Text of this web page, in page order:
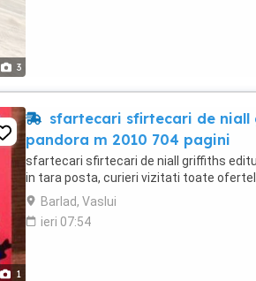
3
1
sfartecari sfirtecari de
pandora m 2010 704 pagini
sfartecari sfirtecari de niall griffiths
in tara posta, curieri vizitati toate
Barlad, Vaslui
ieri 07:54